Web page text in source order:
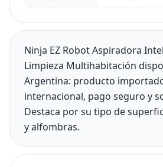
Ninja EZ Robot Aspiradora
Limpieza Multihabitación
Argentina: producto
internacional, pago seguro y
Destaca por su tipo de
y alfombras.